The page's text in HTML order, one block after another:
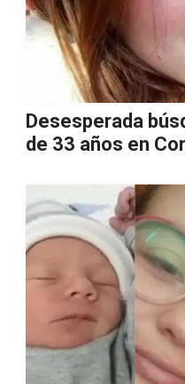
Desesperada
de 33 años en